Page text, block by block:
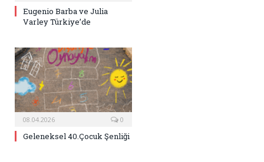
Eugenio Barba ve Julia
Varley Türkiye’de
08.04.2026 0
Geleneksel 40.Çocuk Şenliği